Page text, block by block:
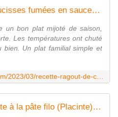
Ragoût de chou aux saucisses fumées en sauce tomates - www.sucreetepices.com
un bon plat mijoté de saison,
Les températures ont chuté
bien. Un plat familial simple et
Feuilletés à la choucroute à la pâte filo (Placinte) - www.sucreetepices.com